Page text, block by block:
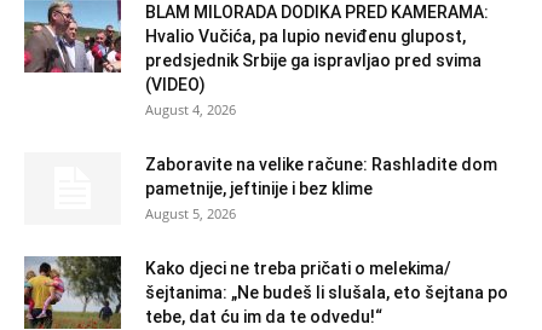
BLAM MILORADA DODIKA PRED KAMERAMA:
Hvalio Vučića, pa lupio neviđenu glupost,
predsjednik Srbije ga ispravljao pred svima
(VIDEO)
August 4, 2026
Zaboravite na velike račune: Rashladite dom
pametnije, jeftinije i bez klime
August 5, 2026
Kako djeci ne treba pričati o melekima/
šejtanima: „Ne budeš li slušala, eto šejtana po
tebe, dat ću im da te odvedu!“